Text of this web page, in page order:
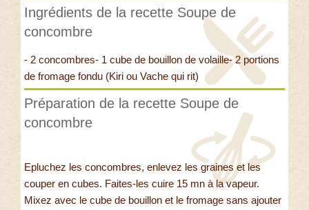
Ingrédients de la recette Soupe de
concombre
- 2 concombres- 1 cube de bouillon de volaille- 2 portions
de fromage fondu (Kiri ou Vache qui rit)
Préparation de la recette Soupe de
concombre
Epluchez les concombres, enlevez les graines et les
couper en cubes. Faites-les cuire 15 mn à la vapeur.
Mixez avec le cube de bouillon et le fromage sans ajouter